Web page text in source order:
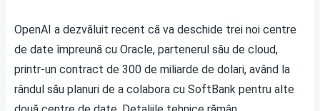
OpenAI a dezvăluit recent că va deschide trei noi centre
de date împreună cu Oracle, partenerul său de cloud,
printr-un contract de 300 de miliarde de dolari, având la
rândul său planuri de a colabora cu SoftBank pentru alte